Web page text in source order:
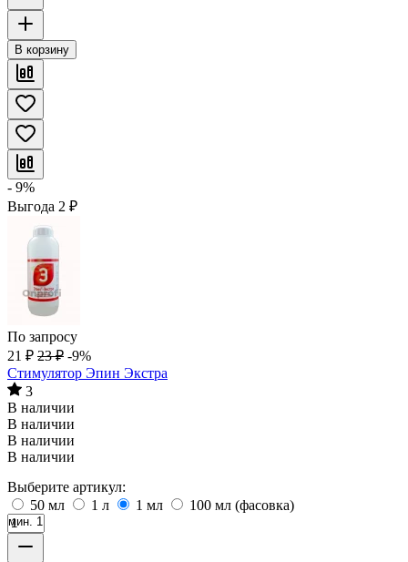
В корзину
- 9%
Выгода 2 ₽
По запросу
21 ₽ 23 ₽ -9%
Стимулятор Эпин Экстра
3
В наличии
В наличии
В наличии
В наличии
Выберите артикул:
50 мл
1 л 1 мл 100 мл (фасовка)
мин. 1